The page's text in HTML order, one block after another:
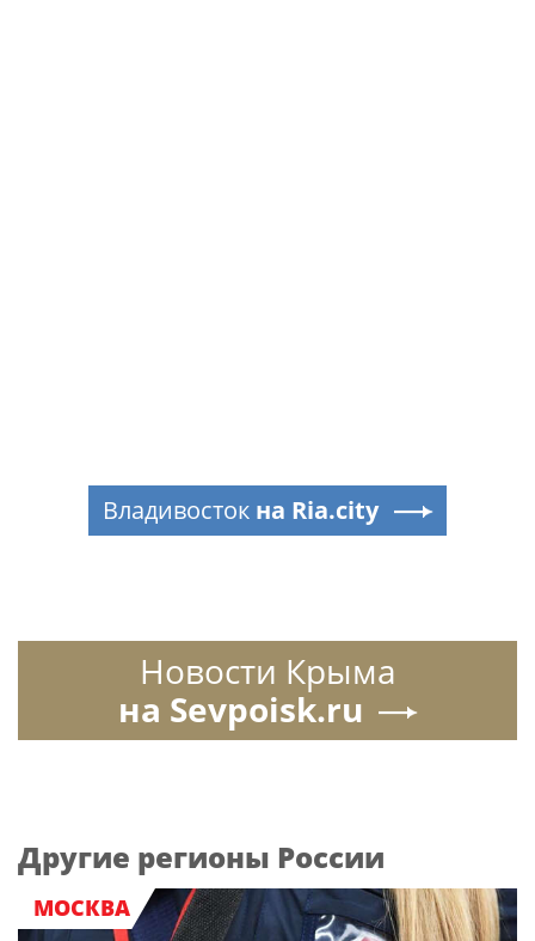
Владивосток на Ria.city
Новости Крыма
на Sevpoisk.ru
Другие регионы России
МОСКВА